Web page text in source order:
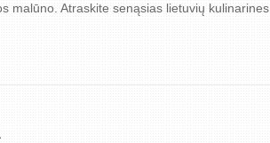
malūno. Atraskite senąsias lietuvių kulinarines